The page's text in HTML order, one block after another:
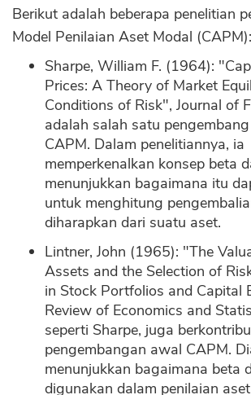
Berikut adalah beberapa penelitian
Model Penilaian Aset Modal (CAPM):
Sharpe, William F. (1964):
Prices: A Theory of Market
Conditions of Risk", Journal of
adalah salah satu
CAPM. Dalam penelitiannya, ia
memperkenalkan konsep beta
menunjukkan bagaimana itu
untuk menghitung
diharapkan dari suatu aset.
Lintner, John (1965): "The
Assets and the Selection of
in Stock Portfolios and Capital
Review of Economics and
seperti Sharpe, juga
pengembangan awal CAPM.
menunjukkan bagaimana beta
digunakan dalam penilaian